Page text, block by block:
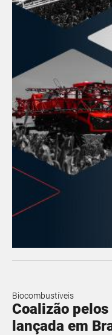
Biocombustíveis
Coalizão
lançada em